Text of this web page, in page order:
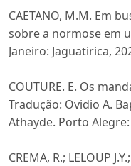
CAETANO, M.M. Em
sobre a normose em
Janeiro: Jaguatirica,
COUTURE. E. Os
Tradução: Ovidio A.
Athayde. Porto Alegre:
CREMA, R.; LELOUP